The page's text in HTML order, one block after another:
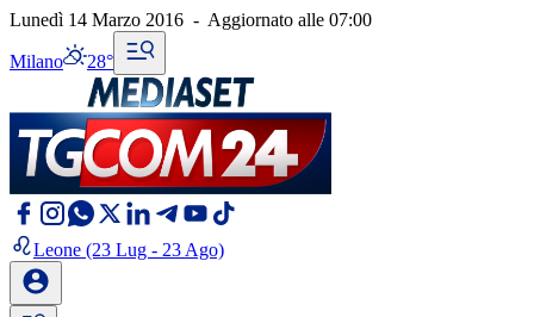
Lunedì 14 Marzo 2016 - Aggiornato alle 07:00
Milano 28°
Leone (23 Lug - 23 Ago)